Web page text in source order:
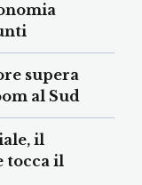
supera
al Sud
il
tocca il